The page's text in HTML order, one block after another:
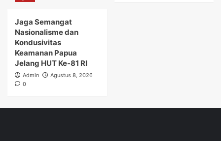
Jaga Semangat
Nasionalisme dan
Kondusivitas
Keamanan Papua
Jelang HUT Ke-81 RI
Admin
Agustus 8, 2026
0